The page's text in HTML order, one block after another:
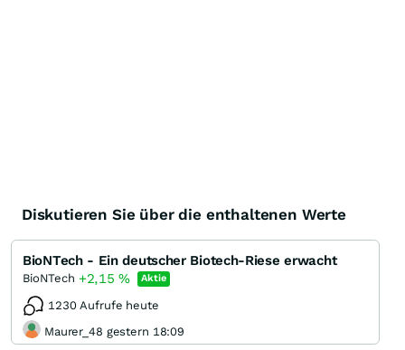
Diskutieren Sie über die enthaltenen Werte
BioNTech - Ein deutscher Biotech-Riese erwacht
BioNTech +2,15% Aktie
1230 Aufrufe heute
Maurer_48 gestern 18:09